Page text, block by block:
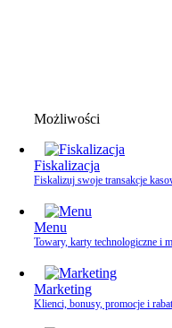
Możliwości
Fiskalizacja
Fiskalizuj swoje transakcje
Menu
Towary, karty technologiczne i
Marketing
Klienci, bonusy, promocje i